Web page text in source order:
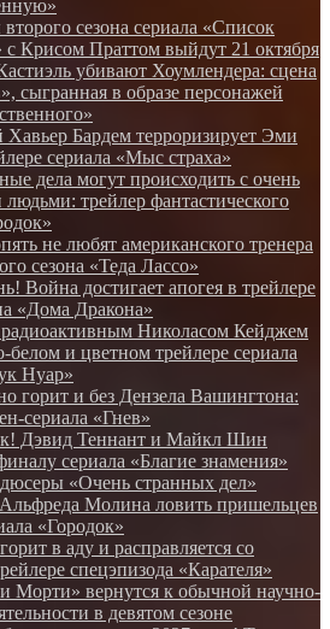
сезона сериала «Список
с Крисом Праттом выйдут 21 октября
убивают Хоумлендера: сцена
сыгранная в образе персонажей
Хавьер Бардем терроризирует Эми
сериала «Мыс страха»
дела могут происходить с очень
трейлер фантастического
не любят американского тренера
сезона «Теда Лассо»
Война достигает апогея в трейлере
«Дома Дракона»
Николасом Кейджем
белом и цветном трейлере сериала
Нуар»
горит и без Дензела Вашингтона:
сериала «Гнев»
Дэвид Теннант и Майкл Шин
сериала «Благие знамения»
«Очень странных дел»
Молина ловить пришельцев
«Городок»
в аду и расправляется со
спецэпизода «Карателя»
Морти» вернутся к обычной научно-
в девятом сезоне